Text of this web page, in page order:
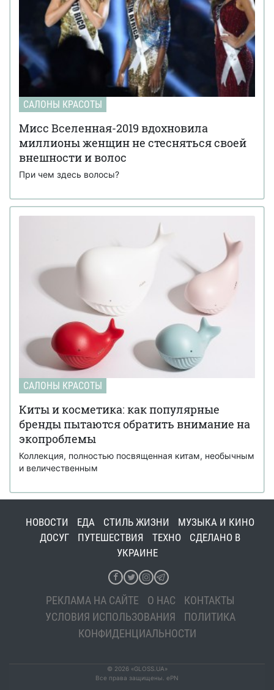
САЛОНЫ КРАСОТЫ
Мисс Вселенная-2019 вдохновила
миллионы женщин не стесняться своей
внешности и волос
При чем здесь волосы?
САЛОНЫ КРАСОТЫ
Киты и косметика: как популярные
бренды пытаются обратить внимание на
экопроблемы
Коллекция, полностью посвященная китам, необычным
и величественным
НОВОСТИ ЕДА СТИЛЬ ЖИЗНИ
МУЗЫКА И КИНО
ДОСУГ
ПУТЕШЕСТВИЯ ТЕХНО
СДЕЛАНО В
УКРАИНЕ
РЕКЛАМА НА САЙТЕ О НАС
КОНТАКТЫ
УСЛОВИЯ ИСПОЛЬЗОВАНИЯ
ПОЛИТИКА
КОНФИДЕНЦИАЛЬНОСТИ
© 2026 «GLOSS.UA»
Все права защищены. ePN